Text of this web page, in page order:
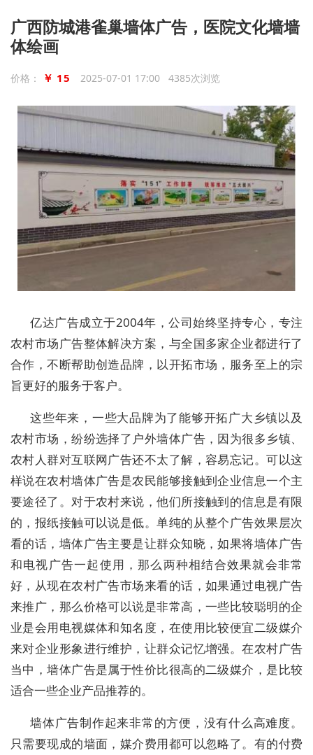
广西防城港雀巢墙体广告，医院文化墙墙
体绘画
价格： ￥ 15 2025-07-01 17:00 4385次浏览
亿达广告成立于2004年，公司始终坚持专心，专注
农村市场广告整体解决方案，与全国多家企业都进行了
合作，不断帮助创造品牌，以开拓市场，服务至上的宗
旨更好的服务于客户。
这些年来，一些大品牌为了能够开拓广大乡镇以及
农村市场，纷纷选择了户外墙体广告，因为很多乡镇、
农村人群对互联网广告还不太了解，容易忘记。可以这
样说在农村墙体广告是农民能够接触到企业信息一个主
要途径了。对于农村来说，他们所接触到的信息是有限
的，报纸接触可以说是低。单纯的从整个广告效果层次
看的话，墙体广告主要是让群众知晓，如果将墙体广告
和电视广告一起使用，那么两种相结合效果就会非常
好，从现在农村广告市场来看的话，如果通过电视广告
来推广，那么价格可以说是非常高，一些比较聪明的企
业是会用电视媒体和知名度，在使用比较便宜二级媒介
来对企业形象进行维护，让群众记忆增强。在农村广告
当中，墙体广告是属于性价比很高的二级媒介，是比较
适合一些企业产品推荐的。
墙体广告制作起来非常的方便，没有什么高难度。
只需要现成的墙面，媒介费用都可以忽略了。有的付费